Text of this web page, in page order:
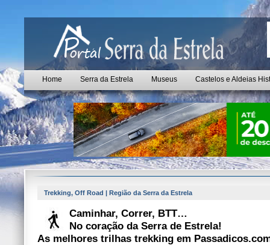
Home Serra da Estrela Museus Castelos e Aldeias
Trekking, Off Road | Região da Serra da Estrela
Caminhar, Correr, BTT…
No coração da Serra de Estrela!
As melhores trilhas trekking em